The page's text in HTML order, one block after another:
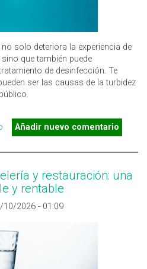
solo deteriora la experiencia de
que también puede
de desinfección. Te
ser las causas de la turbidez
LA TURBIDEZ DEL AGUA EN LAS
Añadir nuevo comentario
y restauración: una
y rentable
10/2026 - 01:09